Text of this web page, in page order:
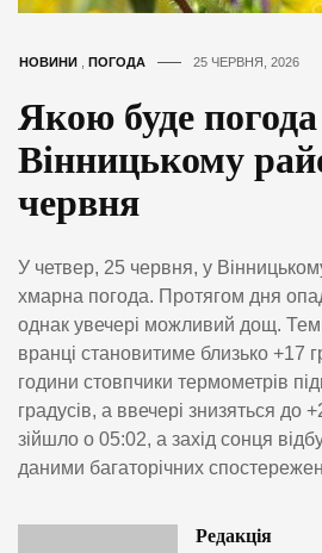
НОВИНИ ПОГОДА 25 ЧЕРВНЯ, 2026
Якою буде
Вінницькому
червня
У четвер, 25 червня, у
хмарна погода. Протягом дня
однак увечері можливий дощ.
вранці становитиме близько +17
години стовпчики термометрів
градусів, а ввечері знизяться до
зійшло о 05:02, а захід сонця
даними багаторічних
Редакція